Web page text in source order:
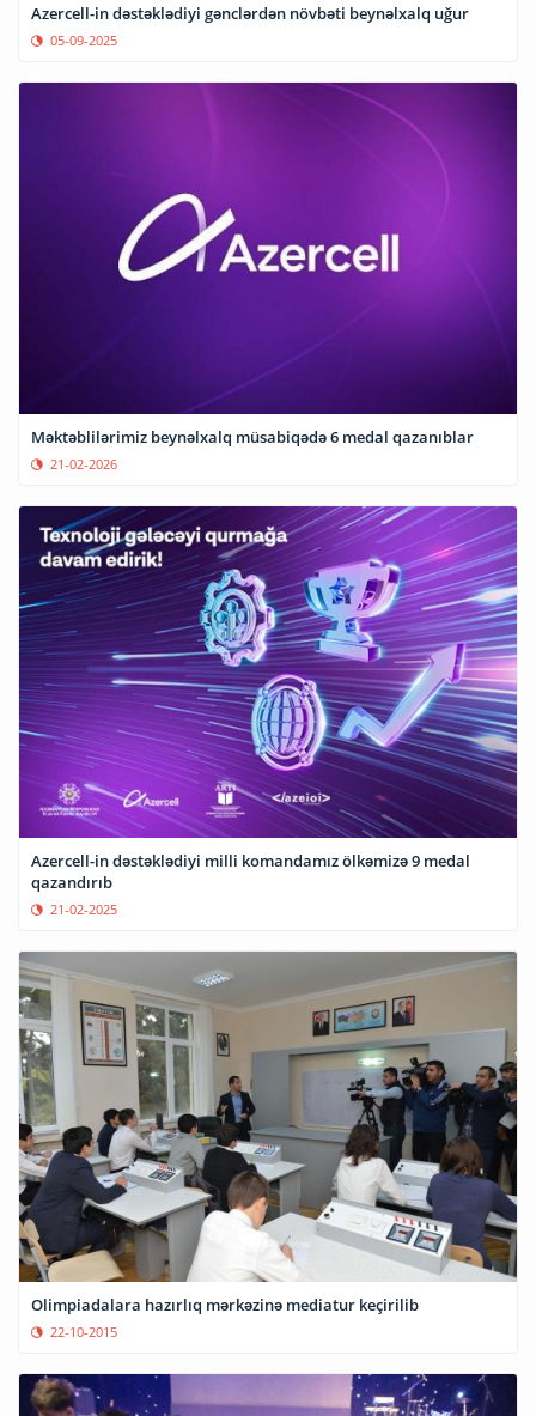
Azercell-in dəstəklədiyi gənclərdən növbəti beynəlxalq uğur
05-09-2025
Məktəblilərimiz beynəlxalq müsabiqədə 6 medal qazanıblar
21-02-2026
Azercell-in dəstəklədiyi milli komandamız ölkəmizə 9 medal
qazandırıb
21-02-2025
Olimpiadalara hazırlıq mərkəzinə mediatur keçirilib
22-10-2015